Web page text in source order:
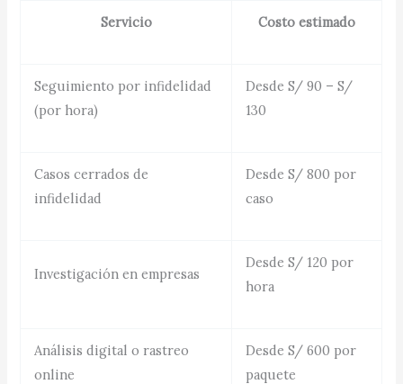
Servicio Costo estimado
Seguimiento por infidelidad
(por hora)
Desde S/ 90 – S/
130
Casos cerrados de
infidelidad
Desde S/ 800 por
caso
Investigación en empresas
Desde S/ 120 por
hora
Análisis digital o rastreo
online
Desde S/ 600 por
paquete